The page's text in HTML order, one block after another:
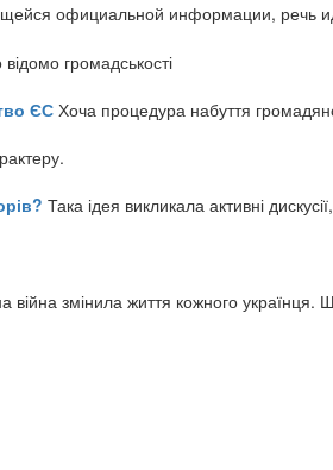
официальной информации, речь
громадськості
ЄС Хоча процедура набуття
Така ідея викликала активні
війна змінила життя кожного українця.